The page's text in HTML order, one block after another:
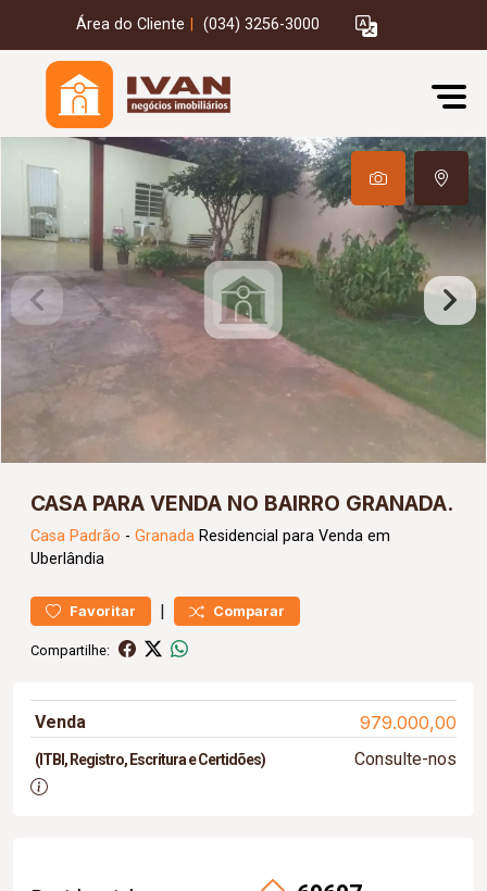
Área do Cliente (034) 3256-3000
CASA PARA VENDA NO BAIRRO GRANADA.
Casa Padrão - Granada Residencial para Venda em
Uberlândia
Favoritar | Comparar
Compartilhe:
Venda 979.000,00
(ITBI, Registro, Escritura e Certidões) Consulte-nos